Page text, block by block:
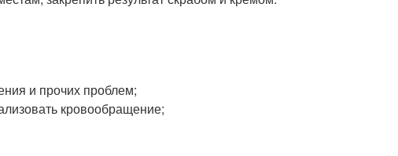
и прочих проблем;
кровообращение;